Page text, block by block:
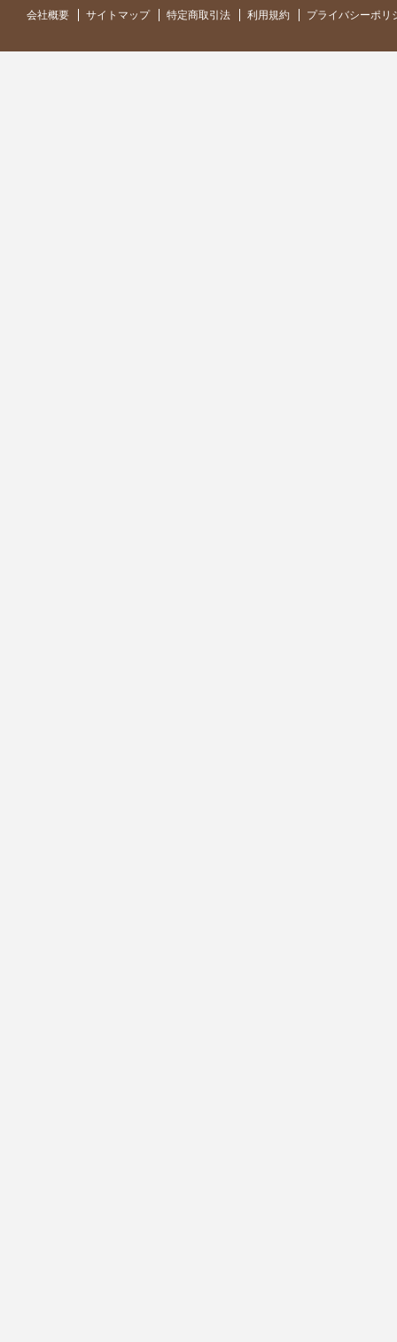
会社概要 サイトマップ 特定商取引法 利用規約 プライバシーポリ